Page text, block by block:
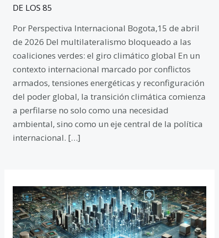
DE LOS 85
Por Perspectiva Internacional Bogota,15 de abril
de 2026 Del multilateralismo bloqueado a las
coaliciones verdes: el giro climático global En un
contexto internacional marcado por conflictos
armados, tensiones energéticas y reconfiguración
del poder global, la transición climática comienza
a perfilarse no solo como una necesidad
ambiental, sino como un eje central de la política
internacional. […]